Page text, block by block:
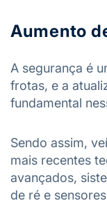
Aumento
A segurança é
frotas, e a
fundamental
Sendo assim,
mais recentes
avançados,
de ré e